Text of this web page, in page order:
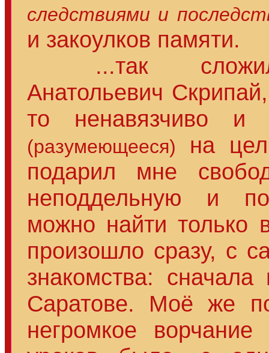
следствиями и
и закоулков памяти.
...так
Анатольевич
то ненавязчиво
(разумеющееся)
на
подарил мне
неподдельную и
можно найти только
произошло сразу, с
знакомства:
Саратове. Моё же
негромкое ворчание